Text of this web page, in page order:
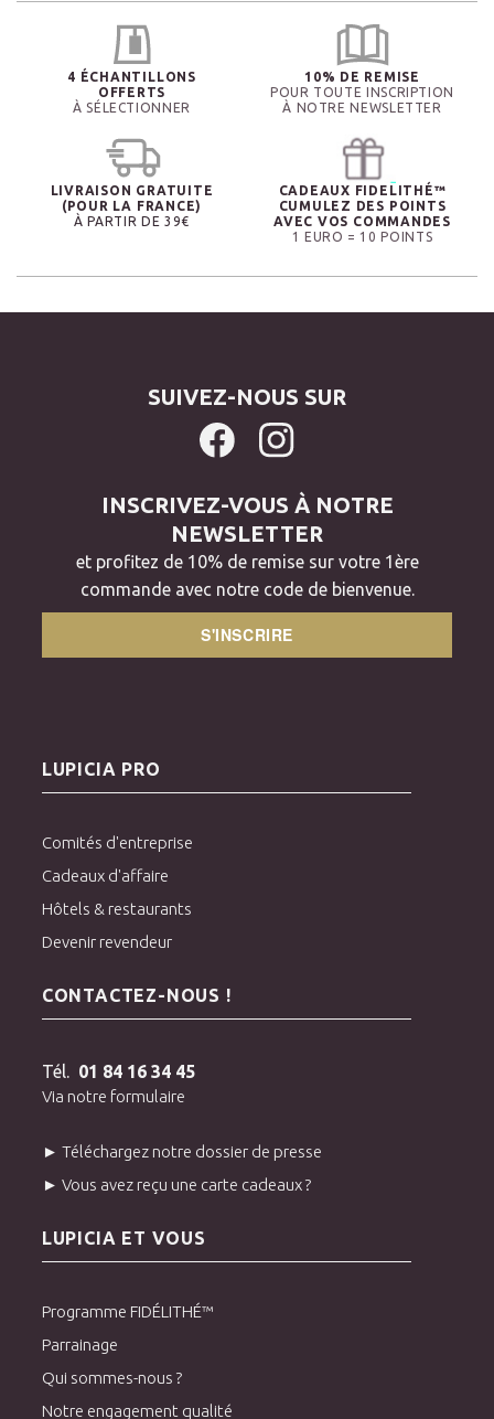
4 ÉCHANTILLONS
OFFERTS
À SÉLECTIONNER
10% DE REMISE
POUR TOUTE INSCRIPTION
À NOTRE NEWSLETTER
LIVRAISON GRATUITE
(POUR LA FRANCE)
À PARTIR DE 39€
CADEAUX FIDELITHÉ™
CUMULEZ DES POINTS
AVEC VOS COMMANDES
1 EURO = 10 POINTS
SUIVEZ-NOUS SUR
INSCRIVEZ-VOUS À NOTRE
NEWSLETTER
et profitez de 10% de remise sur votre 1ère
commande avec notre code de bienvenue.
S'INSCRIRE
LUPICIA PRO
Comités d'entreprise
Cadeaux d'affaire
Hôtels & restaurants
Devenir revendeur
CONTACTEZ-NOUS !
Tél. 01 84 16 34 45
Via notre formulaire
► Téléchargez notre dossier de presse
► Vous avez reçu une carte cadeaux ?
LUPICIA ET VOUS
Programme FIDÉLITHÉ™
Parrainage
Qui sommes-nous ?
Notre engagement qualité